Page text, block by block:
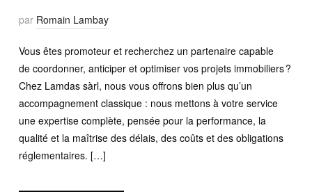
par Romain Lambay
Vous êtes promoteur et recherchez un partenaire capable
de coordonner, anticiper et optimiser vos projets immobiliers ?
Chez Lamdas sàrl, nous vous offrons bien plus qu’un
accompagnement classique : nous mettons à votre service
une expertise complète, pensée pour la performance, la
qualité et la maîtrise des délais, des coûts et des obligations
réglementaires. […]